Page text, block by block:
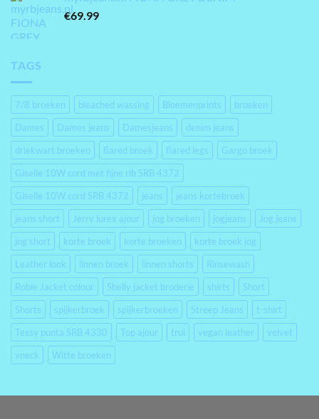
€69.99
TAGS
7/8 broeken bleached wassing Bloemenprints
broeken
Dames
Dames jeans Damesjeans
denim jeans
driekwart broeken
flared broek flared legs
Gargo broek
Giselle 10W cord met fijne rib SRB 4372
Giselle 10W cord SRB 4372
jeans
jeans kortebroek
jeans short
Jerry lurex ajour jog broeken jogjeans
Jog jeans
jog short
korte broek korte broeken
korte broek jog
Leather look
linnen broek linnen shorts
Rinsewash
Robie Jacket colour
Shelly jacket broderie shirts
Short
Shorts
spijkerbroek spijkerbroeken Streep Jeans
t-shirt
Tessy punta SRB 4330
Top ajour trui vegan leather
velvet
vneck
Witte broeken